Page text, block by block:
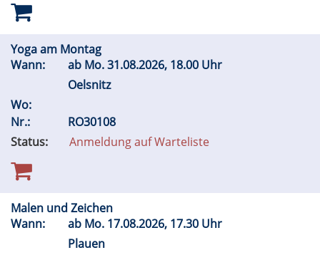
Yoga am Montag
Wann:
ab Mo.31.08.2026, 18.00 Uhr
Oelsnitz
Wo:
Nr.:
RO30108
Status:
Anmeldung auf Warteliste
Malen und Zeichen
Wann:
ab Mo. 17.08.2026, 17.30 Uhr
Plauen